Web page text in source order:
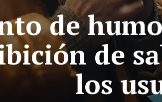
de
de
los